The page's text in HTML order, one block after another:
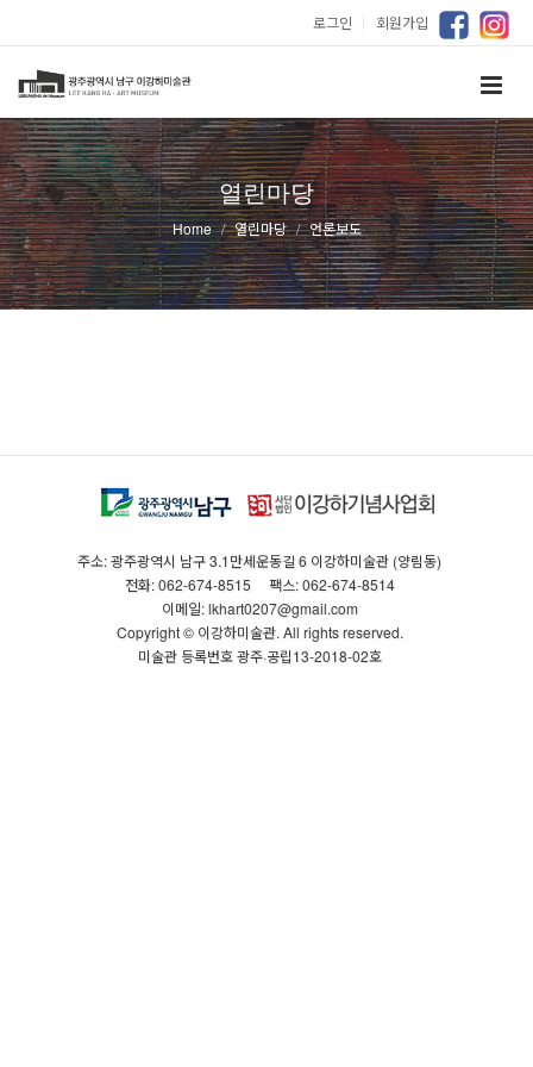
로그인 ｜ 회원가입
열린마당
Home 열린마당 언론보도
주소: 광주광역시 남구 3.1만세운동길 6 이강하미술관 (양림동)
전화: 062-674-8515
팩스: 062-674-8514
이메일: lkhart0207@gmail.com
Copyright © 이강하미술관. All rights reserved.
미술관 등록번호 광주·공립13-2018-02호